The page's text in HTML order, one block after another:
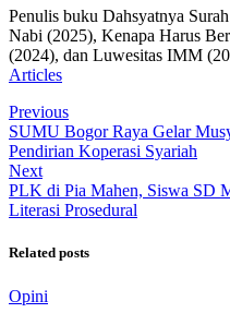
Penulis buku Dahsyatnya
Nabi (2025), Kenapa Harus
(2024), dan Luwesitas IMM
Articles
Previous
SUMU Bogor Raya Gelar
Pendirian Koperasi Syariah
Next
PLK di Pia Mahen, Siswa SD
Literasi Prosedural
Related posts
Opini